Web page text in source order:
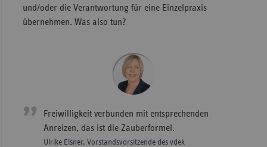
und/oder die Verantwortung für eine Einzelpraxis
übernehmen. Was also tun?
Freiwilligkeit verbunden mit entsprechenden
Anreizen, das ist die Zauberformel.
Ulrike Elsner, Vorstandsvorsitzende des vdek